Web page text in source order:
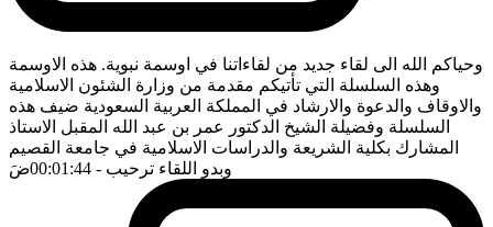
وحياكم الله الى لقاء جديد من لقاءاتنا في اوسمة نبوية. هذه الاوسمة
وهذه السلسلة التي تأتيكم مقدمة من وزارة الشئون الاسلامية
والاوقاف والدعوة والارشاد في المملكة العربية السعودية ضيف هذه
السلسلة وفضيلة الشيخ الدكتور عمر بن عبد الله المقبل الاستاذ
المشارك بكلية الشريعة والدراسات الاسلامية في جامعة القصيم
وبدو اللقاء ترحيب - 00:01:44 ضَ